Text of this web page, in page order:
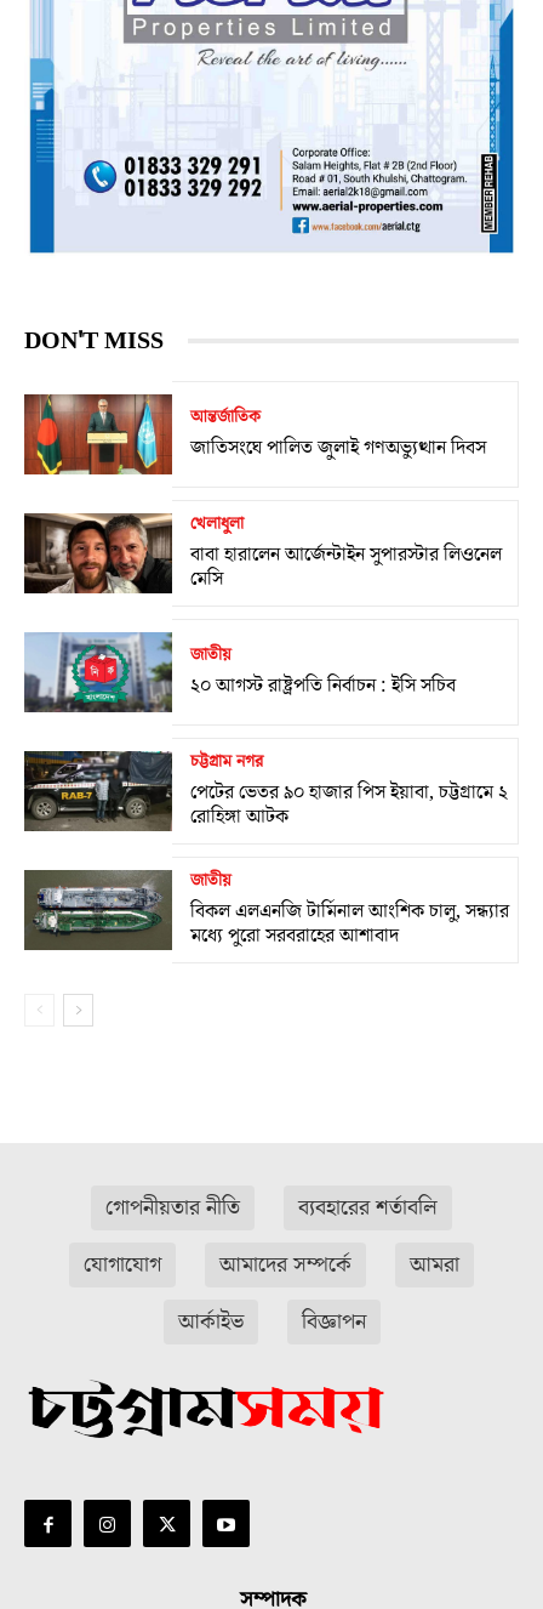
DON'T MISS
আন্তর্জাতিক
জাতিসংঘে পালিত জুলাই গণঅভ্যুত্থান দিবস
খেলাধুলা
বাবা হারালেন আর্জেন্টাইন সুপারস্টার লিওনেল
মেসি
জাতীয়
২০ আগস্ট রাষ্ট্রপতি নির্বাচন : ইসি সচিব
চট্টগ্রাম নগর
পেটের ভেতর ৯০ হাজার পিস ইয়াবা, চট্টগ্রামে ২
রোহিঙ্গা আটক
জাতীয়
বিকল এলএনজি টার্মিনাল আংশিক চালু, সন্ধ্যার
মধ্যে পুরো সরবরাহের আশাবাদ
গোপনীয়তার নীতি
ব্যবহারের শর্তাবলি
যোগাযোগ
আমাদের সম্পর্কে
আমরা
আর্কাইভ
বিজ্ঞাপন
সম্পাদক